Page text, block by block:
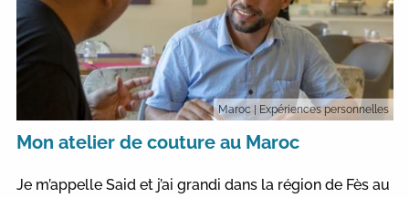
Maroc | Expériences personnelles
Mon atelier de couture au Maroc
Je m’appelle Said et j’ai grandi dans la région de Fès au